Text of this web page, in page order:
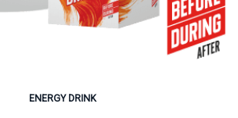
ENERGY DRINK